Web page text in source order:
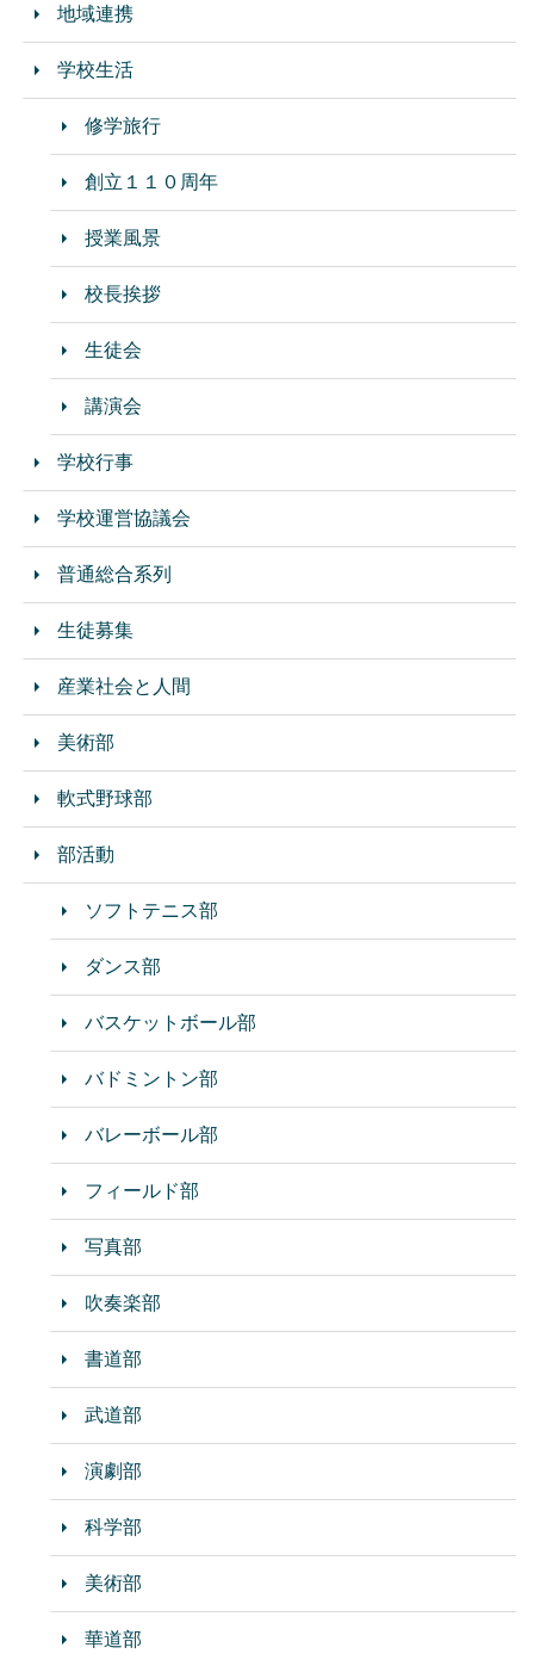
地域連携
学校生活
修学旅行
創立１１０周年
授業風景
校長挨拶
生徒会
講演会
学校行事
学校運営協議会
普通総合系列
生徒募集
産業社会と人間
美術部
軟式野球部
部活動
ソフトテニス部
ダンス部
バスケットボール部
バドミントン部
バレーボール部
フィールド部
写真部
吹奏楽部
書道部
武道部
演劇部
科学部
美術部
華道部